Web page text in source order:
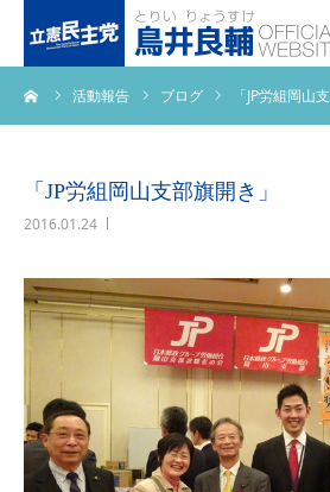
活動報告 ブログ 「JP労組岡山
「JP労組岡山支部旗開き」
2016.01.24
トップページ
プロフィール
事務所アクセス